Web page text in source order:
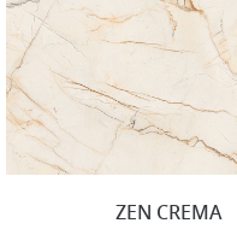
ZEN CREMA